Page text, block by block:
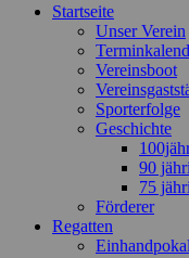
Zum
Startseite
Unser Verein
Vereinsboot
Sporterfolge
Geschichte
90
75
Förderer
Regatten
Einhandpokal